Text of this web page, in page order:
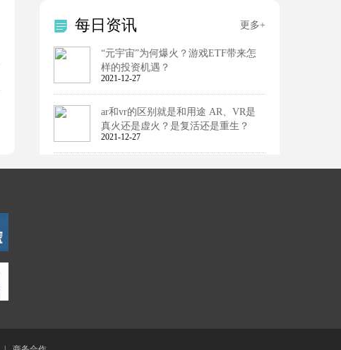
 每日资讯 更多+
“元宇宙”为何爆火？游戏ETF带来怎
样的投资机遇？
2021-12-27
ar和vr的区别就是和用途 AR、VR是
真火还是虚火？是复活还是重生？
2021-12-27
2021年VR/AR产业链日趋成熟,行业